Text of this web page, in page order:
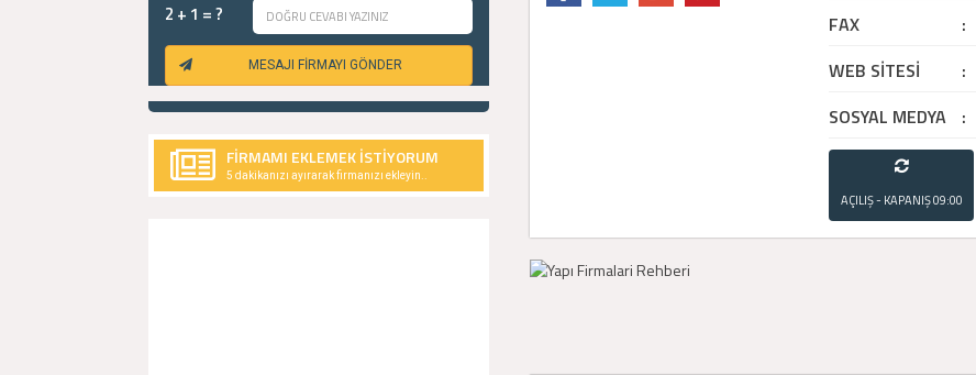
2 + 1 = ?
MESAJI FİRMAYI GÖNDER
FİRMAMI EKLEMEK İSTİYORUM
5 dakikanızı ayırarak firmanızı ekleyin..
FAX :
WEB SİTESİ :
SOSYAL MEDYA :
AÇILIŞ - KAPANIŞ09:00
- 21:00